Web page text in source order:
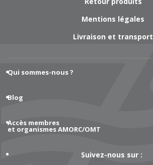
Mentions légales
Livraison et transport
Qui sommes-nous ?
Blog
Accès membres
et organismes AMORC/OMT
Suivez-nous sur :